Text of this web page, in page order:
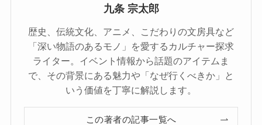
九条 宗太郎
歴史、伝統文化、アニメ、こだわりの文房具など
「深い物語のあるモノ」を愛するカルチャー探求
ライター。イベント情報から話題のアイテムま
で、その背景にある魅力や「なぜ行くべきか」と
いう価値を丁寧に解説します。
この著者の記事一覧へ